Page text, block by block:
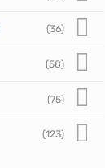
(36)
(58)
(75)
(123)